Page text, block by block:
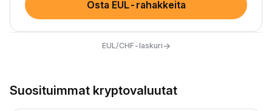
Osta EUL-rahakkeita
EUL/CHF-laskuri→
Suosituimmat kryptovaluutat